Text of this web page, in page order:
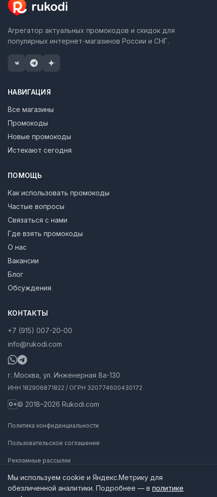
Агрегатор актуальных промокодов и скидок для
популярных интернет-магазинов России и СНГ.
НАВИГАЦИЯ
Все магазины
Промокоды
Новые промокоды
Истекают сегодня
ПОМОЩЬ
Как использовать промокоды
Частые вопросы
Связаться с нами
Где взять промокоды
О нас
Вакансии
Блог
Обсуждения
КОНТАКТЫ
+7 (915) 007-20-00
info@rukodi.com
г. Москва, ул. Инженерная 8а-130
ИНН 182906871822 / ОГРН 320774600430172
0+© 2018–2026 Rukodi.com
Политика конфиденциальности
Пользовательское соглашение
Рекламные рассылки
Карта сайта
Инструкции для нейросетей
Мы используем cookie и Яндекс.Метрику для
обезличенной аналитики. Подробнее — в политике